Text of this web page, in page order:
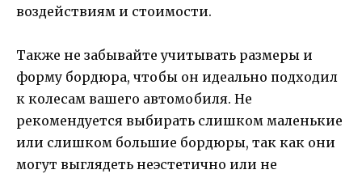
воздействиям и стоимости.
Также не забывайте учитывать размеры и
форму бордюра, чтобы он идеально подходил
к колесам вашего автомобиля. Не
рекомендуется выбирать слишком маленькие
или слишком большие бордюры, так как они
могут выглядеть неэстетично или не